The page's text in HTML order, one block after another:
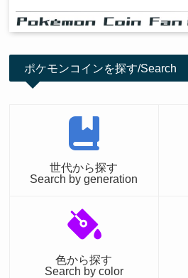
ポケモンコインを探す/Search
世代から探す
Search by generation
色から探す
Search by color